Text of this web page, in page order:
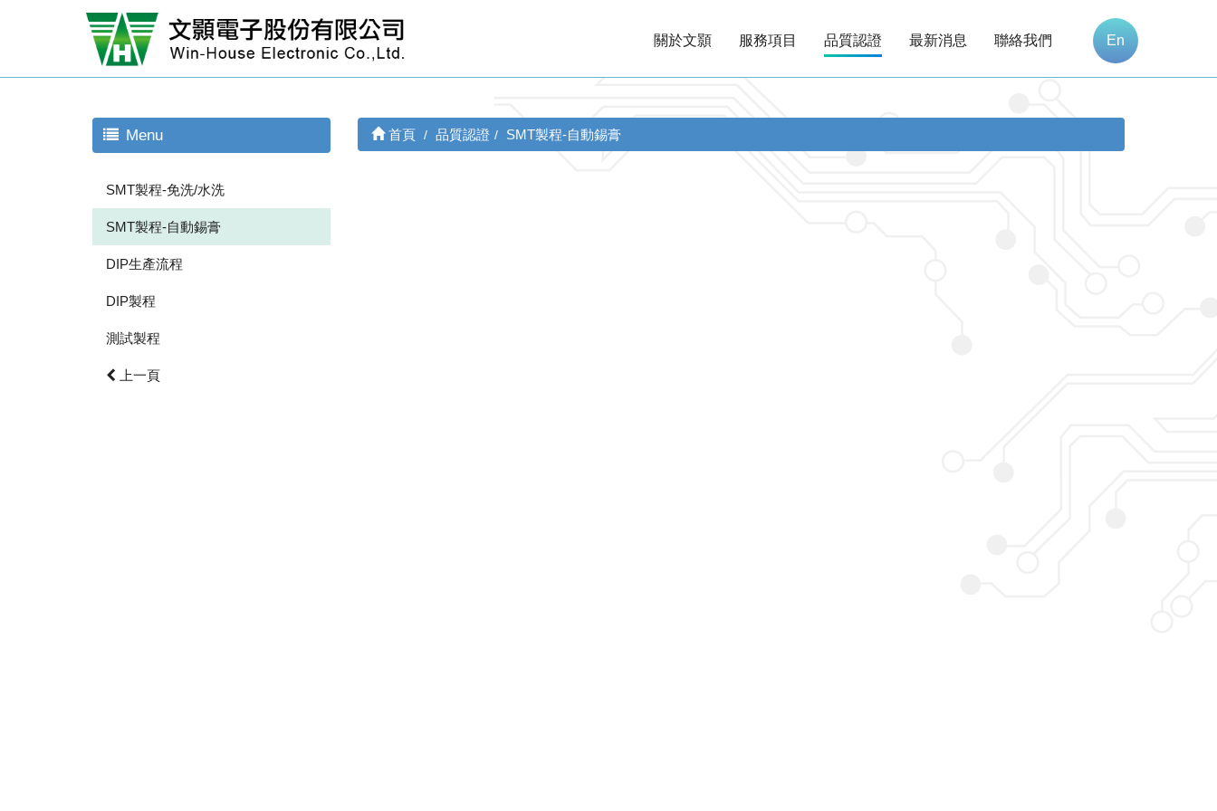
關於文顥 服務項目 品質認證 最新消息 聯絡我們 En
Menu
SMT製程-免洗/水洗
SMT製程-自動錫膏
DIP生產流程
DIP製程
測試製程
上一頁
首頁 品質認證 SMT製程-自動錫膏